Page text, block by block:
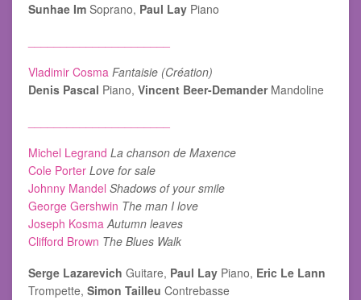
Sunhae Im Soprano, Paul Lay Piano
Vladimir Cosma Fantaisie (Création)
Denis Pascal Piano, Vincent Beer-DemanderMandoline
Michel Legrand La chanson de Maxence
Cole Porter Love for sale
Johnny Mandel Shadows of your smile
George Gershwin The man I love
Joseph Kosma Autumn leaves
Clifford Brown The Blues Walk
Serge Lazarevich Guitare, Paul Lay Piano, Eric Le Lann
Trompette, Simon Tailleu Contrebasse